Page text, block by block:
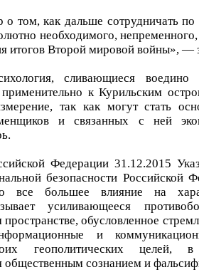
о том, как дальше сотрудничать
необходимого,
итогов Второй мировой войны», —
сливающиеся
к Курильским
так как могут стать
и связанных с ней
Федерации 31.12.2015
безопасности Российской
все большее влияние на
усиливающееся
обусловленное
и
геополитических
общественным сознанием и